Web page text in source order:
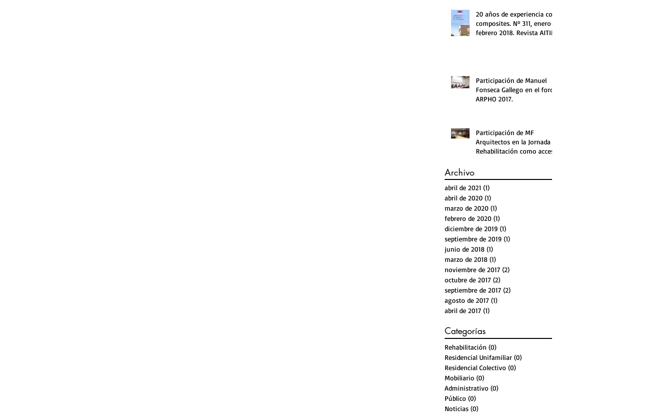
20 años de experiencia con
composites. Nº 311, enero-
febrero 2018. Revista AITIM.
Participación de Manuel
Fonseca Gallego en el foro
ARPHO 2017.
Participación de MF
Arquitectos en la Jornada
Rehabilitación como acceso
Archivo
abril de 2021 (1)
abril de 2020 (1)
marzo de 2020 (1)
febrero de 2020 (1)
diciembre de 2019 (1)
septiembre de 2019 (1)
junio de 2018 (1)
marzo de 2018 (1)
noviembre de 2017 (2)
octubre de 2017 (2)
septiembre de 2017 (2)
agosto de 2017 (1)
abril de 2017 (1)
Categorías
Rehabilitación (0)
Residencial Unifamiliar (0)
Residencial Colectivo (0)
Mobiliario (0)
Administrativo (0)
Público (0)
Noticias (0)